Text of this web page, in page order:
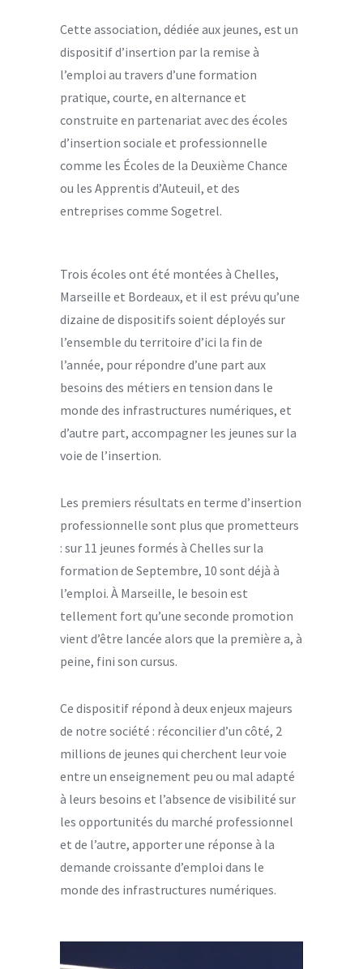
Cette association, dédiée aux jeunes, est un
dispositif d’insertion par la remise à
l’emploi au travers d’une formation
pratique, courte, en alternance et
construite en partenariat avec des écoles
d’insertion sociale et professionnelle
comme les Écoles de la Deuxième Chance
ou les Apprentis d’Auteuil, et des
entreprises comme Sogetrel.
Trois écoles ont été montées à Chelles,
Marseille et Bordeaux, et il est prévu qu’une
dizaine de dispositifs soient déployés sur
l’ensemble du territoire d’ici la fin de
l’année, pour répondre d’une part aux
besoins des métiers en tension dans le
monde des infrastructures numériques, et
d’autre part, accompagner les jeunes sur la
voie de l’insertion.
Les premiers résultats en terme d’insertion
professionnelle sont plus que prometteurs
: sur 11 jeunes formés à Chelles sur la
formation de Septembre, 10 sont déjà à
l’emploi. À Marseille, le besoin est
tellement fort qu’une seconde promotion
vient d’être lancée alors que la première a, à
peine, fini son cursus.
Ce dispositif répond à deux enjeux majeurs
de notre société : réconcilier d’un côté, 2
millions de jeunes qui cherchent leur voie
entre un enseignement peu ou mal adapté
à leurs besoins et l’absence de visibilité sur
les opportunités du marché professionnel
et de l’autre, apporter une réponse à la
demande croissante d’emploi dans le
monde des infrastructures numériques.